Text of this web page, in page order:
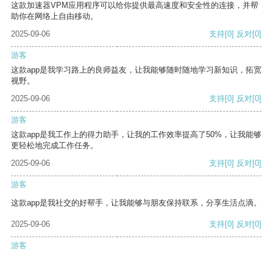
这款加速器VPM应用程序可以给你提供最高速度和安全性的连接，并帮
助你在网络上自由移动。
2025-09-06
支持[0] 反对[0]
游客
这款app是我学习路上的良师益友，让我能够随时随地学习新知识，拓宽
视野。
2025-09-06
支持[0] 反对[0]
游客
这款app是我工作上的得力助手，让我的工作效率提高了50%，让我能够
更轻松地完成工作任务。
2025-09-06
支持[0] 反对[0]
游客
这款app是我社交的好帮手，让我能够与朋友保持联系，分享生活点滴。
2025-09-06 支持[0] 反对[0]
游客